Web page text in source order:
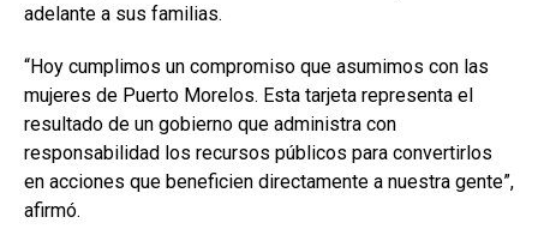
adelante a sus familias.
“Hoy cumplimos un compromiso que asumimos con las
mujeres de Puerto Morelos. Esta tarjeta representa el
resultado de un gobierno que administra con
responsabilidad los recursos públicos para convertirlos
en acciones que beneficien directamente a nuestra gente”,
afirmó.